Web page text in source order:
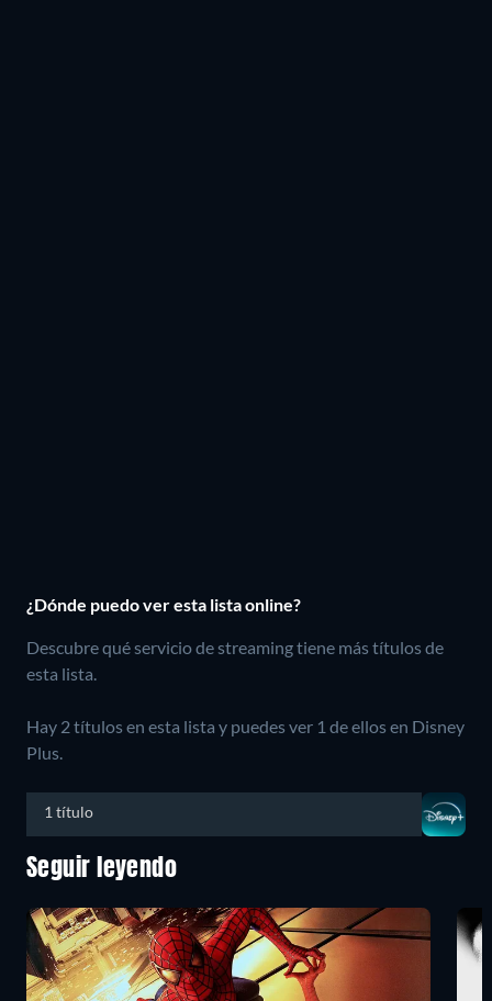
¿Dónde puedo ver esta lista online?
Descubre qué servicio de streaming tiene más títulos de
esta lista.
Hay 2 títulos en esta lista y puedes ver 1 de ellos en Disney
Plus.
1 título
Seguir leyendo